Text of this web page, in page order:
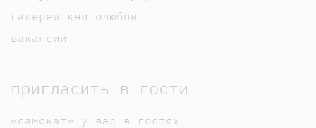
галерея книголюбов
вакансии
пригласить в гости
«самокат» у вас в гостях